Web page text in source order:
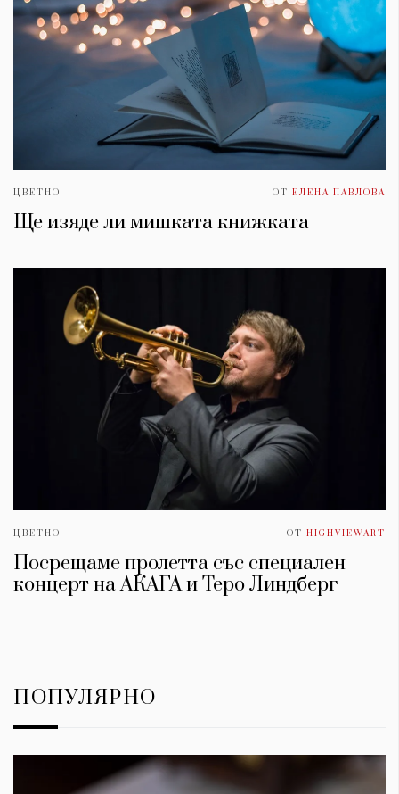
ЦВЕТНО ОТ ЕЛЕНА ПАВЛОВА
Ще изяде ли мишката книжката
ЦВЕТНО ОТ HIGHVIEWART
Посрещаме пролетта със специален
концерт на АКАГА и Теро Линдберг
ПОПУЛЯРНО